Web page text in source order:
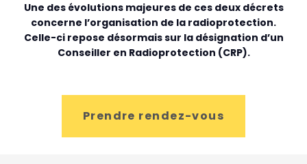
Une des évolutions majeures de ces deux décrets
concerne l’organisation de la radioprotection.
Celle-ci repose désormais sur la désignation d’un
Conseiller en Radioprotection (CRP).
Prendre rendez-vous